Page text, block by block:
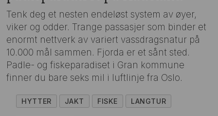
Tenk deg et nesten endeløst system av øyer,
viker og odder. Trange passasjer som binder et
enormt nettverk av variert vassdragsnatur på
10.000 mål sammen. Fjorda er et sånt sted.
Padle- og fiskeparadiset i Gran kommune
finner du bare seks mil i luftlinje fra Oslo.
HYTTER JAKT FISKE LANGTUR